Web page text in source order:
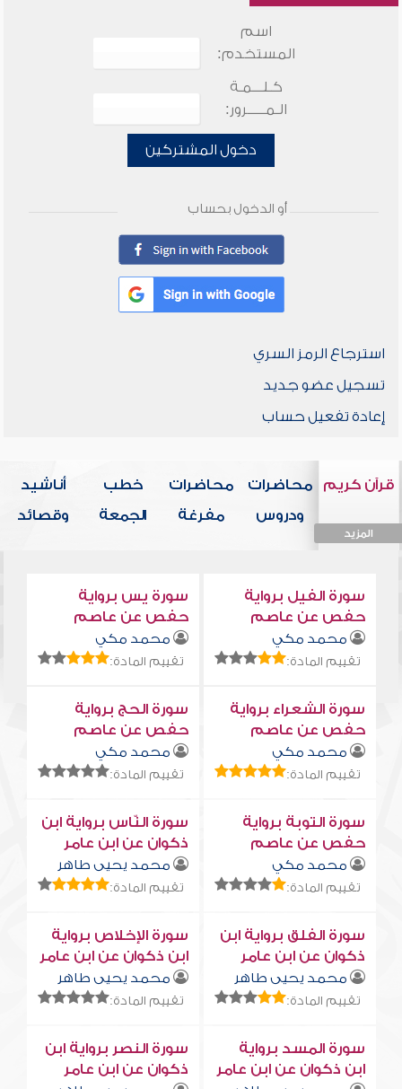
اسم
المستخدم:
كـلـــمـة
الـمـــــرور:
دخول المشتركين
أو الدخول بحساب
استرجاع الرمز السري
تسجيل عضو جديد
إعادة تفعيل حساب
قرآن كريم
المزيد
محاضرات
ودروس
محاضرات
مفرغة
خطب
الجمعة
أناشيد
وقصائد
سورة الفيل برواية
حفص عن عاصم
محمد مكي
تقييم المادة:
سورة يس برواية
حفص عن عاصم
محمد مكي
تقييم المادة:
سورة الشعراء برواية
حفص عن عاصم
محمد مكي
تقييم المادة:
سورة الحج برواية
حفص عن عاصم
محمد مكي
تقييم المادة:
سورة التوبة برواية
حفص عن عاصم
محمد مكي
تقييم المادة:
سورة النّاس برواية ابن
ذكوان عن ابن عامر
محمد يحيى طاهر
تقييم المادة:
سورة الفلق برواية ابن
ذكوان عن ابن عامر
محمد يحيى طاهر
تقييم المادة:
سورة الإخلاص برواية
ابن ذكوان عن ابن عامر
محمد يحيى طاهر
تقييم المادة:
سورة المسد برواية
ابن ذكوان عن ابن عامر
سورة النصر برواية ابن
ذكوان عن ابن عامر